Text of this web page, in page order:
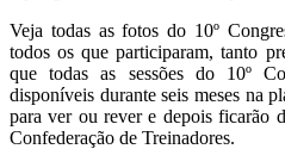
Veja todas as fotos do 10º
todos os que participaram, tanto
que todas as sessões do 10º
disponíveis durante seis meses na
para ver ou rever e depois ficarão
Confederação de Treinadores.